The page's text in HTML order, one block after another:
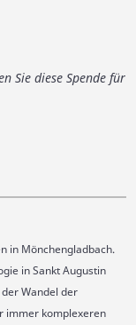
Sie diese Spende für
in Mönchengladbach.
in Sankt Augustin
Wandel der
immer komplexeren